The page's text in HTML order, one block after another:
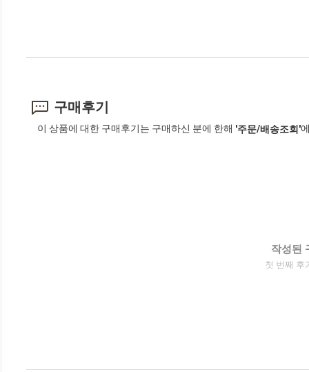
구매후기
이 상품에 대한 구매후기는 구매하신 분에 한해 '주문/배송조회'
작성된
첫 번째 후